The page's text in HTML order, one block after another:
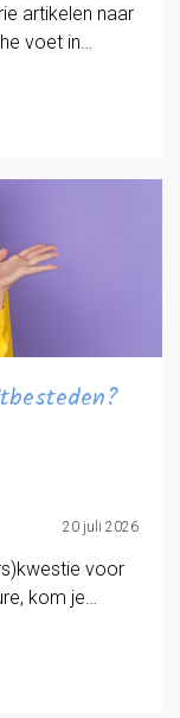
artikelen naar
voet in…
20 juli 2026
voor
kom je…